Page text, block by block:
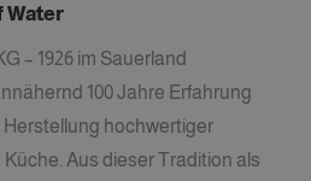
Water
– 1926 im Sauerland
100 Jahre Erfahrung
hochwertiger
Aus dieser Tradition als